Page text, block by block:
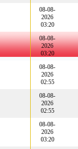
08-08-
2026
03:20
08-08-
2026
03:20
08-08-
2026
02:55
08-08-
2026
02:55
08-08-
2026
03:20